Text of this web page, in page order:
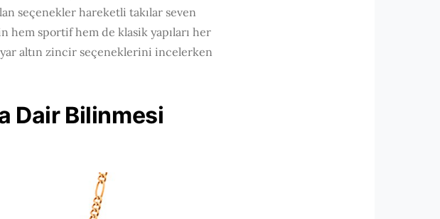
seçenekler hareketli takılar seven
hem sportif hem de klasik yapıları her
altın zincir seçeneklerini incelerken
Dair Bilinmesi